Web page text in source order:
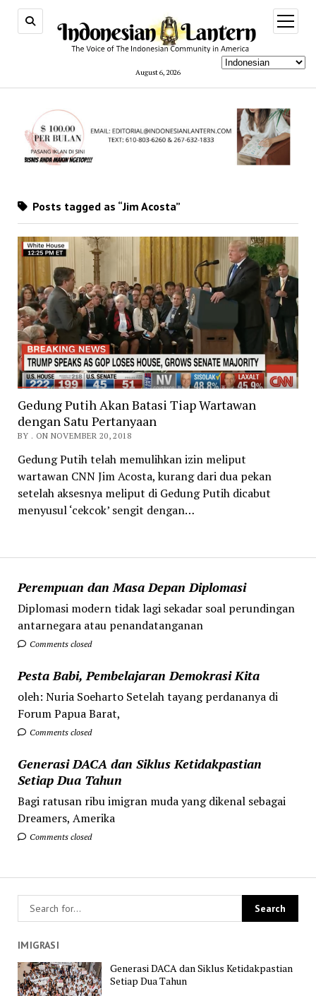
August 6, 2026
open
menu
Perempuan dan Masa Depan Diplomasi
Diplomasi modern tidak lagi sekadar soal perundingan
antarnegara atau penandatanganan
Comments closed
Pesta Babi, Pembelajaran Demokrasi Kita
oleh: Nuria Soeharto Setelah tayang perdananya di
Forum Papua Barat,
Comments closed
Generasi DACA dan Siklus Ketidakpastian
Setiap Dua Tahun
Bagi ratusan ribu imigran muda yang dikenal sebagai
Dreamers, Amerika
Comments closed
Posts tagged as “Jim Acosta”
Gedung Putih Akan Batasi Tiap Wartawan
dengan Satu Pertanyaan
BY . ON NOVEMBER 20, 2018
Gedung Putih telah memulihkan izin meliput
wartawan CNN Jim Acosta, kurang dari dua pekan
setelah aksesnya meliput di Gedung Putih dicabut
menyusul ‘cekcok’ sengit dengan…
IMIGRASI
Generasi DACA dan Siklus Ketidakpastian
Setiap Dua Tahun